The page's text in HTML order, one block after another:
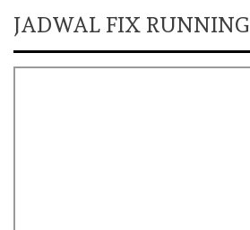
JADWAL FIX RUNNING